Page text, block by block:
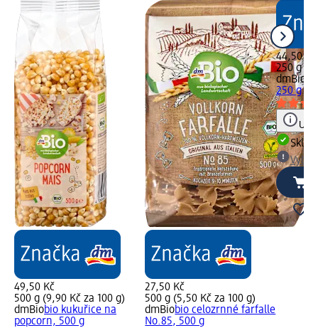
49,50 Kč
500 g (9,90 Kč za 100 g)
dmBiobio kukuřice na
popcorn, 500 g
27,50 Kč
500 g (5,50 Kč za 100 g)
dmBiobio celozrnné farfalle
No.85, 500 g
44,50 Kč
250 g
dmBio
250 g